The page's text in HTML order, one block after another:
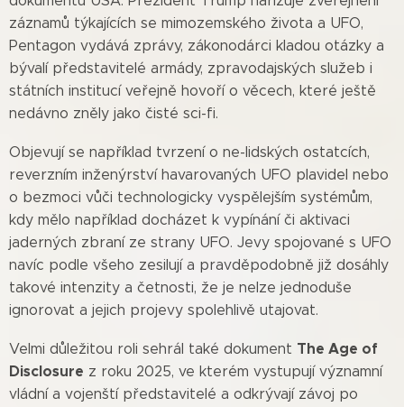
záznamů týkajících se mimozemského života a UFO,
Pentagon vydává zprávy, zákonodárci kladou otázky a
bývalí představitelé armády, zpravodajských služeb i
státních institucí veřejně hovoří o věcech, které ještě
nedávno zněly jako čisté sci-fi.
Objevují se například tvrzení o ne-lidských ostatcích,
reverzním inženýrství havarovaných UFO plavidel nebo
o bezmoci vůči technologicky vyspělejším systémům,
kdy mělo například docházet k vypínání či aktivaci
jaderných zbraní ze strany UFO. Jevy spojované s UFO
navíc podle všeho zesilují a pravděpodobně již dosáhly
takové intenzity a četnosti, že je nelze jednoduše
ignorovat a jejich projevy spolehlivě utajovat.
Velmi důležitou roli sehrál také dokument The Age of
Disclosure z roku 2025, ve kterém vystupují významní
vládní a vojenští představitelé a odkrývají závoj po